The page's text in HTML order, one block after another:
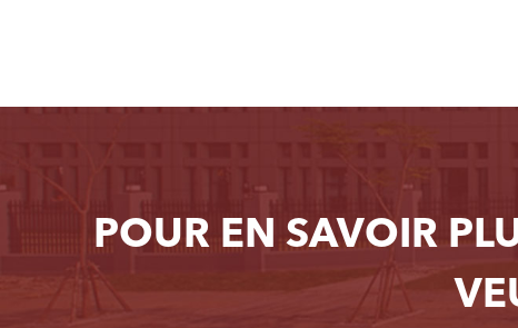
POUR EN SAVOIR